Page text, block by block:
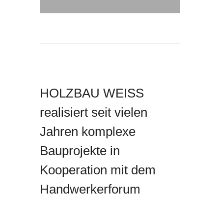
HOLZBAU WEISS
realisiert seit vielen
Jahren komplexe
Bauprojekte in
Kooperation mit dem
Handwerkerforum